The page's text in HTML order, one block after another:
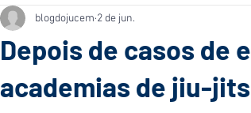
Depois de casos de
academias de jiu-
blogdojucem 2 de jun.